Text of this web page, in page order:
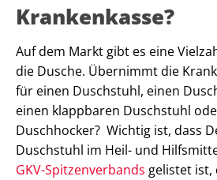
Krankenkasse?
Auf dem Markt gibt es eine
die Dusche. Übernimmt die
für einen Duschstuhl, einen
einen klappbaren Duschstuhl
Duschhocker? Wichtig ist, dass
Duschstuhl im Heil- und
GKV-Spitzenverbands gelistet